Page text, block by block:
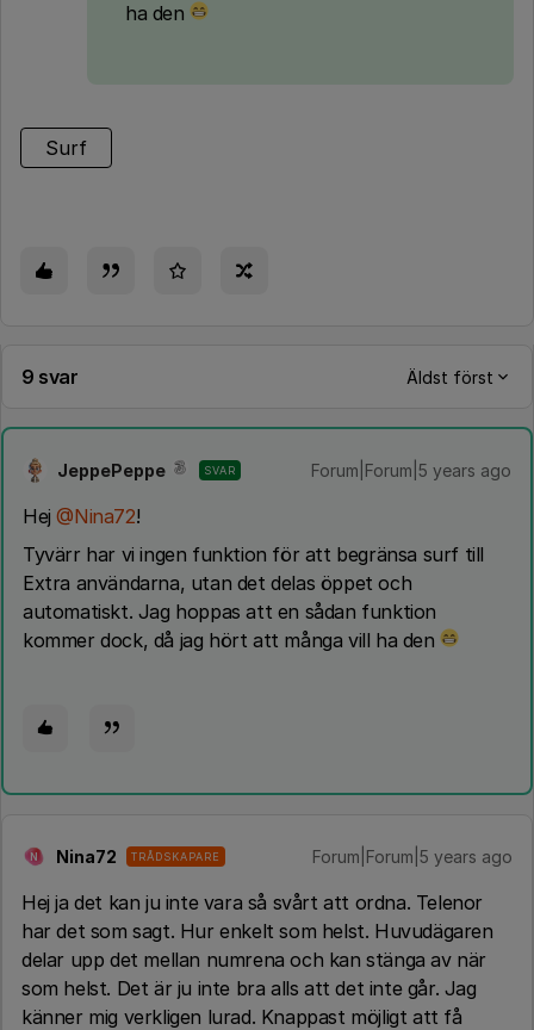
ha den
Surf
9 svar Äldst först
JeppePeppe SVAR Forum|Forum|5 years ago
Hej@Nina72!
Tyvärr har vi ingen funktion för att begränsa surf till
Extra användarna, utan det delas öppet och
automatiskt. Jag hoppas att en sådan funktion
kommer dock, då jag hört att många vill ha den
N Nina72 TRÅDSKAPARE Forum|Forum|5 years ago
Hej ja det kan ju inte vara så svårt att ordna. Telenor
har det som sagt. Hur enkelt som helst. Huvudägaren
delar upp det mellan numrena och kan stänga av när
som helst. Det är ju inte bra alls att det inte går. Jag
känner mig verkligen lurad. Knappast möjligt att få